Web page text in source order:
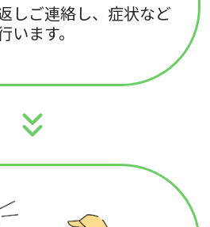
しご連絡し、症状など
います。